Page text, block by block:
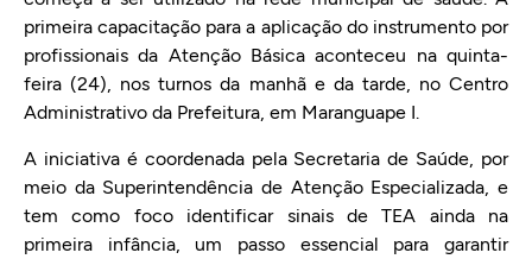
primeira capacitação para a aplicação do instrumento por
profissionais da Atenção Básica aconteceu na quinta-
feira (24), nos turnos da manhã e da tarde, no Centro
Administrativo da Prefeitura, em Maranguape I.
A iniciativa é coordenada pela Secretaria de Saúde, por
meio da Superintendência de Atenção Especializada, e
tem como foco identificar sinais de TEA ainda na
primeira infância, um passo essencial para garantir